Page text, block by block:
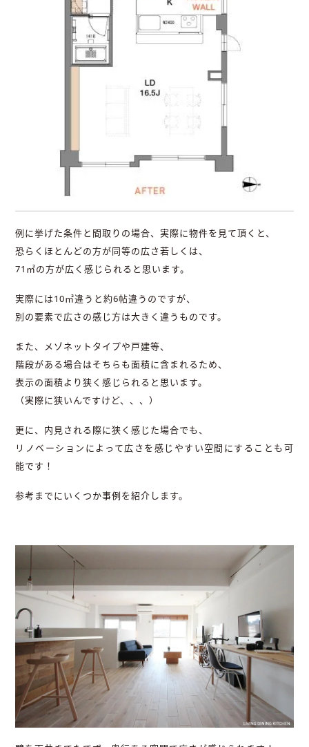
例に挙げた条件と間取りの場合、実際に物件を見て頂くと、
恐らくほとんどの方が同等の広さ若しくは、
71㎡の方が広く感じられると思います。
実際には10㎡違うと約6帖違うのですが、
別の要素で広さの感じ方は大きく違うものです。
また、メゾネットタイプや戸建等、
階段がある場合はそちらも面積に含まれるため、
表示の面積より狭く感じられると思います。
（実際に狭いんですけど、、、）
更に、内見される際に狭く感じた場合でも、
リノベーションによって広さを感じやすい空間にすることも可
能です！
参考までにいくつか事例を紹介します。